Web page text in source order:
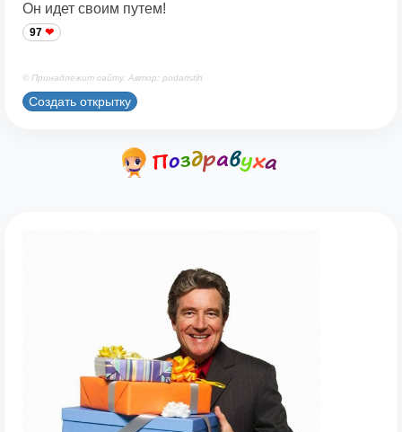
Он идет своим путем!
97
© Принадлежит сайту. Автор: podaristih
Создать открытку